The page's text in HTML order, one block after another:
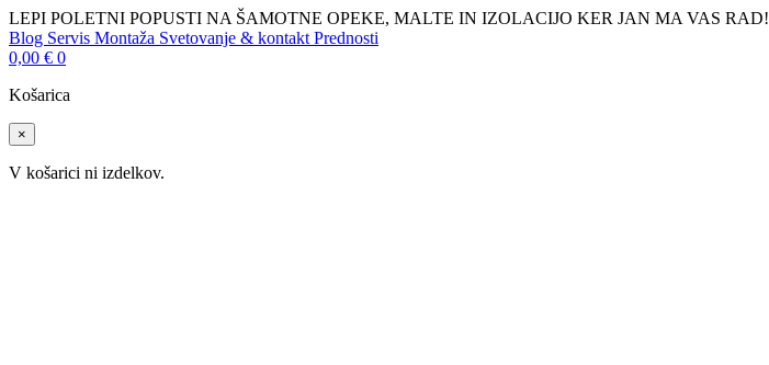
LEPI POLETNI POPUSTI NA ŠAMOTNE OPEKE, MALTE IN IZOLACIJO KER JAN MA VAS RAD!
Blog Servis Montaža Svetovanje & kontakt Prednosti
0,00 € 0
Košarica
×
V košarici ni izdelkov.